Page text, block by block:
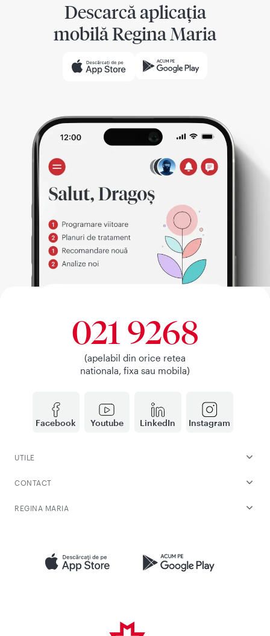
Descarcă aplicația
mobilă Regina Maria
Facebook Youtube LinkedIn Instagram
021 9268
(apelabil din orice retea
nationala, fixa sau mobila)
UTILE
CONTACT
REGINA MARIA